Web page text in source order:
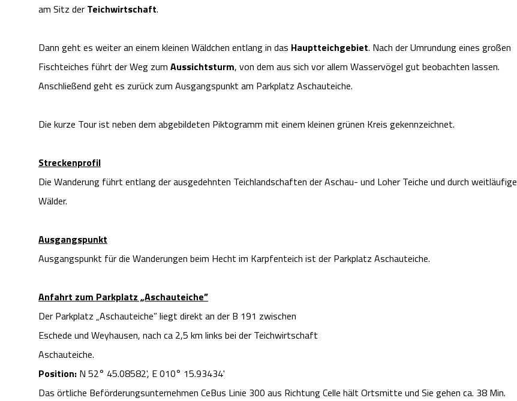
am Sitz der Teichwirtschaft.
Dann geht es weiter an einem kleinen Wäldchen entlang in das Hauptteichgebiet. Nach der Umrundung eines großen
Fischteiches führt der Weg zum Aussichtsturm, von dem aus sich vor allem Wasservögel gut beobachten lassen.
Anschließend geht es zurück zum Ausgangspunkt am Parkplatz Aschauteiche.
Die kurze Tour ist neben dem abgebildeten Piktogramm mit einem kleinen grünen Kreis gekennzeichnet.
Streckenprofil
Die Wanderung führt entlang der ausgedehnten Teichlandschaften der Aschau- und Loher Teiche und durch weitläufige
Wälder.
Ausgangspunkt
Ausgangspunkt für die Wanderungen beim Hecht im Karpfenteich ist der Parkplatz Aschauteiche.
Anfahrt zum Parkplatz „Aschauteiche”
Der Parkplatz „Aschauteiche” liegt direkt an der B 191 zwischen
Eschede und Weyhausen, nach ca 2,5 km links bei der Teichwirtschaft
Aschauteiche.
Position: N 52° 45.08582', E 010° 15.93434'
Das örtliche Beförderungsunternehmen CeBus Linie 300 aus Richtung Celle hält Ortsmitte und Sie gehen ca. 38 Min.